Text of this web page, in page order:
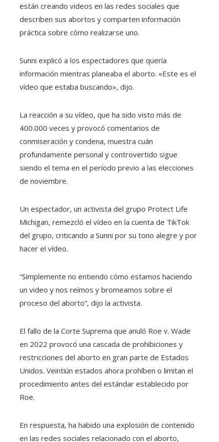
están creando videos en las redes sociales que
describen sus abortos y comparten información
práctica sobre cómo realizarse uno.
Sunni explicó a los espectadores que quería
información mientras planeaba el aborto. «Este es el
vídeo que estaba buscando», dijo.
La reacción a su vídeo, que ha sido visto más de
400.000 veces y provocó comentarios de
conmiseración y condena, muestra cuán
profundamente personal y controvertido sigue
siendo el tema en el período previo a las elecciones
de noviembre.
Un espectador, un activista del grupo Protect Life
Michigan, remezcló el vídeo en la cuenta de TikTok
del grupo, criticando a Sunni por su tono alegre y por
hacer el vídeo.
“Simplemente no entiendo cómo estamos haciendo
un video y nos reímos y bromeamos sobre el
proceso del aborto”, dijo la activista.
El fallo de la Corte Suprema que anuló Roe v. Wade
en 2022 provocó una cascada de prohibiciones y
restricciones del aborto en gran parte de Estados
Unidos. Veintiún estados ahora prohíben o limitan el
procedimiento antes del estándar establecido por
Roe.
En respuesta, ha habido una explosión de contenido
en las redes sociales relacionado con el aborto,